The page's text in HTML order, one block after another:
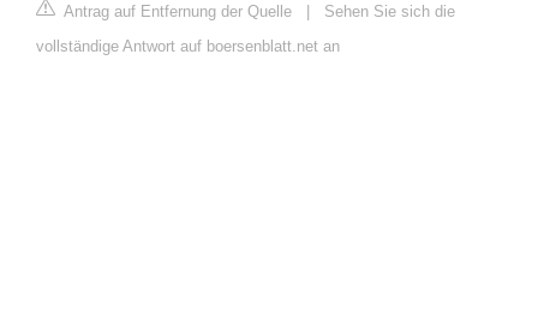
Antrag auf Entfernung der Quelle | Sehen Sie sich die
vollständige Antwort auf boersenblatt.net an